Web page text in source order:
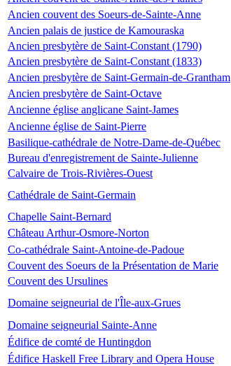
Ancien couvent des Soeurs-de-Sainte-Anne
Ancien palais de justice de Kamouraska
Ancien presbytère de Saint-Constant (1790)
Ancien presbytère de Saint-Constant (1833)
Ancien presbytère de Saint-Germain-de-Grantham
Ancien presbytère de Saint-Octave
Ancienne église anglicane Saint-James
Ancienne église de Saint-Pierre
Basilique-cathédrale de Notre-Dame-de-Québec
Bureau d'enregistrement de Sainte-Julienne
Calvaire de Trois-Rivières-Ouest
Cathédrale de Saint-Germain
Chapelle Saint-Bernard
Château Arthur-Osmore-Norton
Co-cathédrale Saint-Antoine-de-Padoue
Couvent des Soeurs de la Présentation de Marie
Couvent des Ursulines
Domaine seigneurial de l'Île-aux-Grues
Domaine seigneurial Sainte-Anne
Édifice de comté de Huntingdon
Édifice Haskell Free Library and Opera House